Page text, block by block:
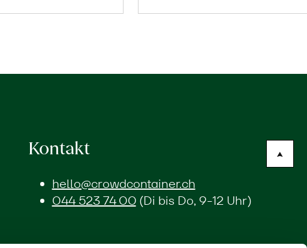
Warenkorb
Warenkorb
Kontakt
hello@crowdcontainer.ch
044 523 74 00(Di bis Do, 9-12 Uhr)